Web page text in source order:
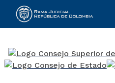
Rama Judicial